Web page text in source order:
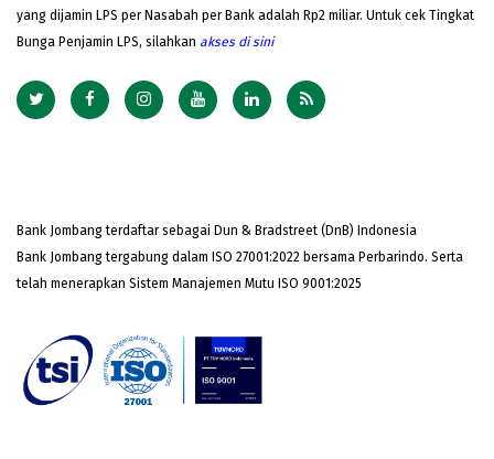
yang dijamin LPS per Nasabah per Bank adalah Rp2 miliar. Untuk cek Tingkat
Bunga Penjamin LPS, silahkan akses di sini
Bank Jombang terdaftar sebagai Dun & Bradstreet (DnB) Indonesia
Bank Jombang tergabung dalam ISO 27001:2022 bersama Perbarindo. Serta
telah menerapkan Sistem Manajemen Mutu ISO 9001:2025